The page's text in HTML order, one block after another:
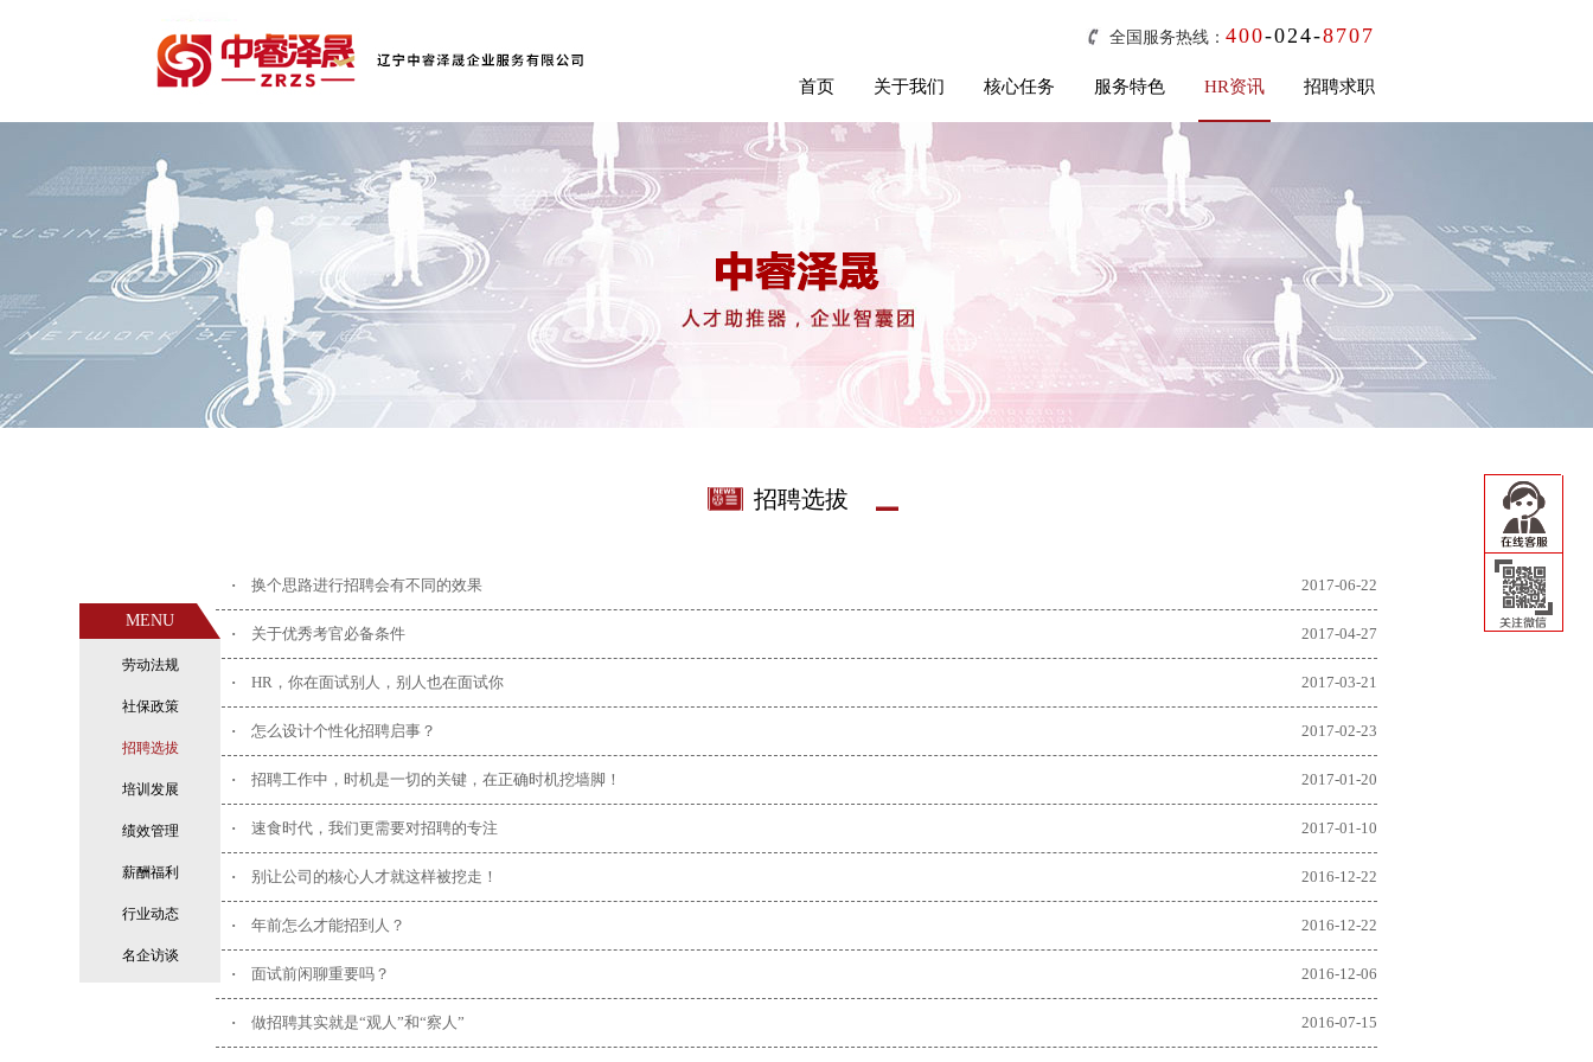
全国服务热线： 400-024-8707
首页
首页
关于我们
关于我们
核心任务
核心任务
服务特色
服务特色
HR资讯
招聘求职
招聘求职
MENU
劳动法规
社保政策
招聘选拔
培训发展
绩效管理
薪酬福利
行业动态
名企访谈
招聘选拔
· 换个思路进行招聘会有不同的效果 2017-06-22
· 关于优秀考官必备条件 2017-04-27
· HR，你在面试别人，别人也在面试你 2017-03-21
· 怎么设计个性化招聘启事？ 2017-02-23
· 招聘工作中，时机是一切的关键，在正确时机挖墙脚！ 2017-01-20
· 速食时代，我们更需要对招聘的专注 2017-01-10
· 别让公司的核心人才就这样被挖走！ 2016-12-22
· 年前怎么才能招到人？ 2016-12-22
· 面试前闲聊重要吗？ 2016-12-06
· 做招聘其实就是“观人”和“察人” 2016-07-15